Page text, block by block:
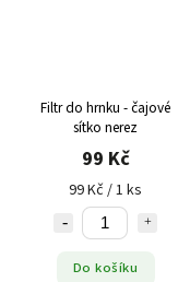
Filtr do hrnku - čajové
sítko nerez
99 Kč
99 Kč / 1 ks
Do košíku